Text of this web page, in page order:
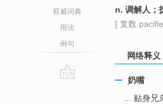
权威词典
用法
例句
n. 调解人；
[ 复数
网络释义
奶嘴
... 贴身